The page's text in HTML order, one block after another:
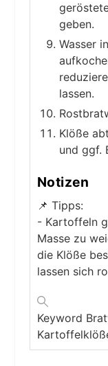
geben.
Wasser
lassen.
Klöße
und ggf.
Notizen
📌 Tipps:
- Kartoffeln
Masse zu
die Klöße
lassen sich
Keyword